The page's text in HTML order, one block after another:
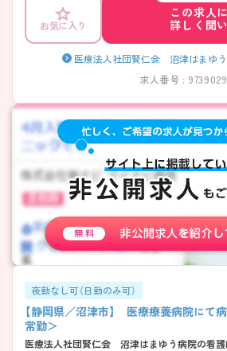
お気に入り
この求人
詳しく聞
医療法人社団賢仁会 沼津はまゆ
求人番号 : 9739029
夜勤なし可（日勤のみ可）
【静岡県／沼津市】 医療療養病院にて
常勤＞
医療法人社団賢仁会 沼津はまゆう病院の看